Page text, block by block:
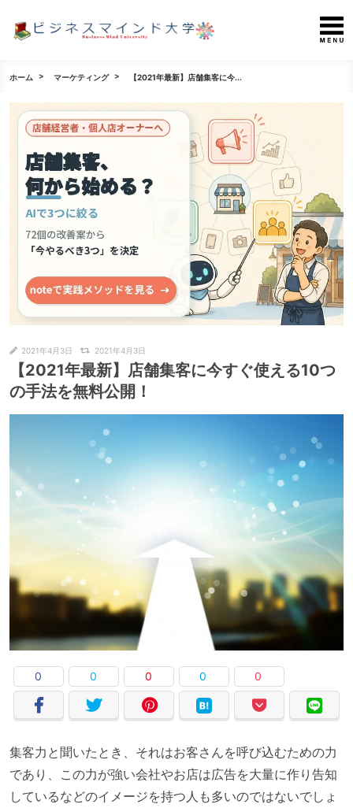
ホーム マーケティング 【2021年最新】店舗集客に今...
2021年4月3日 2021年4月3日
【2021年最新】店舗集客に今すぐ使える10つ
の手法を無料公開！
0 0 0 0 0
集客力と聞いたとき、それはお客さんを呼び込むための力
であり、この力が強い会社やお店は広告を大量に作り告知
しているなどのイメージを持つ人も多いのではないでしょ